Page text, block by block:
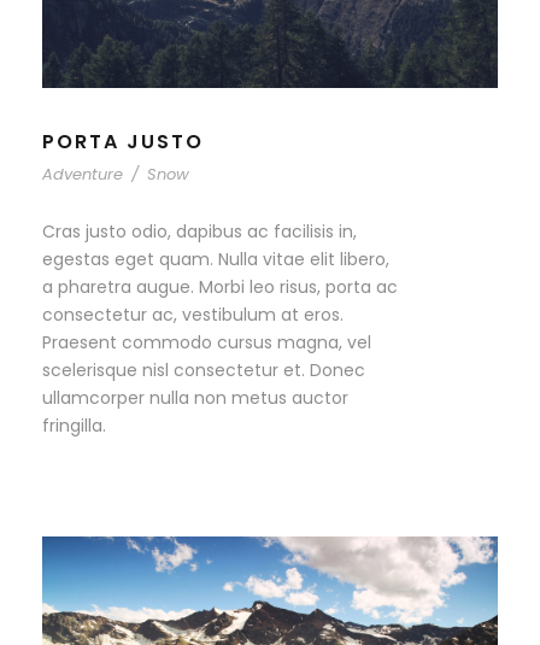
PORTA JUSTO
Adventure / Snow
Cras justo odio, dapibus ac facilisis in,
egestas eget quam. Nulla vitae elit libero,
a pharetra augue. Morbi leo risus, porta ac
consectetur ac, vestibulum at eros.
Praesent commodo cursus magna, vel
scelerisque nisl consectetur et. Donec
ullamcorper nulla non metus auctor
fringilla.